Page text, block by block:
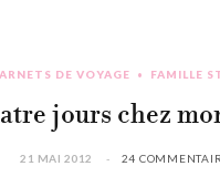
o r
DE VOYAGE FAMILLE
jours chez
21 MAI 2012 24